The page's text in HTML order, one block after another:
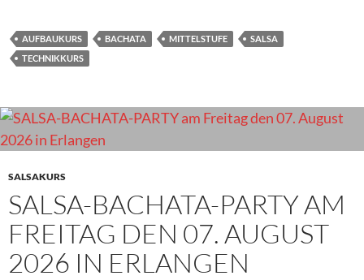
AUFBAUKURS BACHATA MITTELSTUFE
SALSA
TECHNIKKURS
SALSAKURS
SALSA-BACHATA-PARTY AM
FREITAG DEN 07. AUGUST
2026 IN ERLANGEN